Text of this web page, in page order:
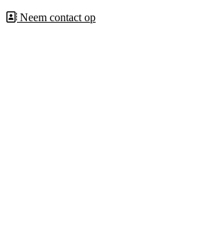
Neem contact op